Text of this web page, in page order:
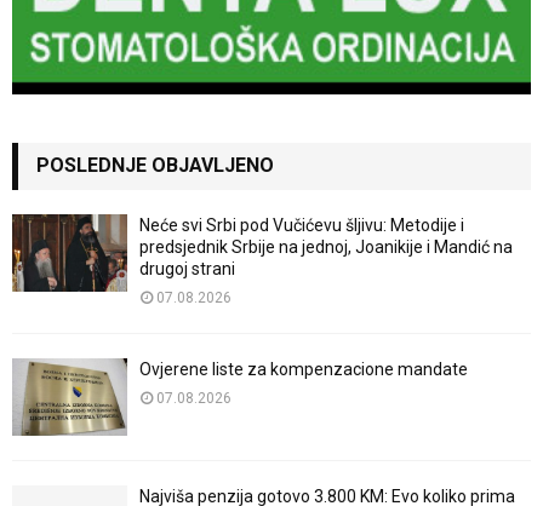
POSLEDNJE OBJAVLJENO
Neće svi Srbi pod Vučićevu šljivu: Metodije i
predsjednik Srbije na jednoj, Joanikije i Mandić na
drugoj strani
07.08.2026
Ovjerene liste za kompenzacione mandate
07.08.2026
Najviša penzija gotovo 3.800 KM: Evo koliko prima